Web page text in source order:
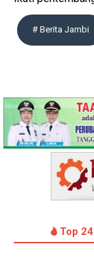
# Berita Jambi
Top